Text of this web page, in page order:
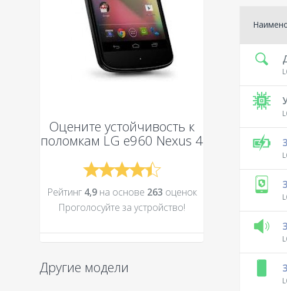
Оцените устойчивость к
поломкам LG e960 Nexus 4
Рейтинг 4,9на основе 263 оценок
Проголосуйте за устройcтво!
Другие модели